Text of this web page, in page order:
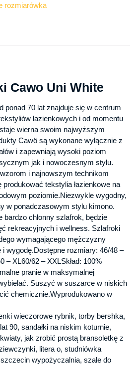
rozmiarówka
Cawo Uni White
ponad 70 lat znajduje się w centrum
łazienkowych i od momentu
wierna swoim najwyższym
Cawö są wykonane wyłącznie z
i zapewniają wysoki poziom
jak i nowoczesnym stylu.
i najnowszym technikom
produkować tekstylia łazienkowe na
poziomie.Niezwykle wygodny,
w ponadczasowym stylu kimono.
bardzo chłonny szlafrok, będzie
rekreacyjnych i wellness. Szlafroki
wymagającego mężczyzny
wygodę.Dostępne rozmiary: 46/48 –
– XL60/62 – XXLSkład: 100%
pranie w maksymalnej
Suszyć w suszarce w niskich
chemicznie.Wyprodukowano w
wieczorowe rybnik, torby bershka,
90, sandałki na niskim koturnie,
jak zrobić prostą bransoletkę z
litera o, studniówka
wypożyczalnia, szale do